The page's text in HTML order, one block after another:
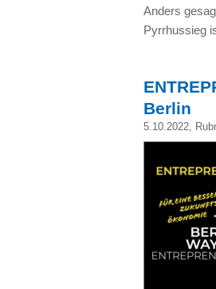
Anders
Pyrrhussieg
Berlin
5.10.2022,